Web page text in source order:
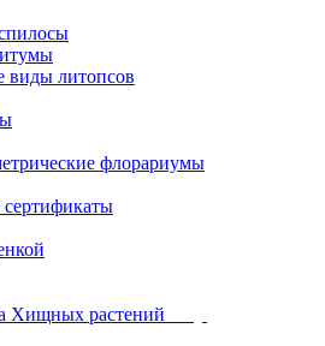
виды литопсов
флорариумы
Хищных растений